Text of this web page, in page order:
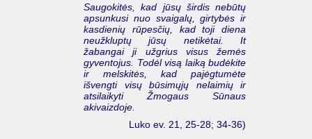
Saugokitės, kad jūsų širdis nebūtų
apsunkusi nuo svaigalų, girtybės ir
kasdienių rūpesčių, kad toji diena
neužkluptų jūsų netikėtai. It
žabangai ji užgrius visus žemės
gyventojus. Todėl visą laiką budėkite
ir melskitės, kad pajėgtumėte
išvengti visų būsimųjų nelaimių ir
atsilaikyti Žmogaus Sūnaus
akivaizdoje.
Luko ev. 21, 25-28; 34-36)